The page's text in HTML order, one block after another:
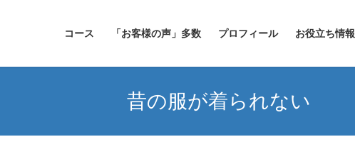
コース 「お客様の声」多数 プロフィール お役立ち情報
昔の服が着られない